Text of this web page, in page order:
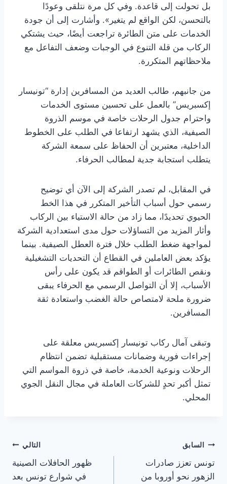
بل تحولت إلى قاعدة. وفي كل مرة نتلقى وعودًا
بالتحسن، لكن الواقع لم يتغير». وأشارت إلى أن جودة
الخدمات على متن الطائرة تراجعت أيضًا، حيث يشتكي
الركاب من قلة التنوع في الوجبات وضعف التفاعل مع
ملاحظاتهم المتكررة.
من جانبهم، طالب العديد من المسافرين إدارة “تونيسار
إكسبريس” بالعمل على تحسين مستوى الخدمات
واحترام جدول الرحلات خاصة في موسم الذروة
الصيفية، الذي يشهد ارتفاعا في الطلب على الخطوط
الداخلية، معتبرين أن الحفاظ على سمعة الشركة
يتطلب استجابة جدية لمطالب الحرفاء.
في المقابل، لم تصدر الشركة إلى الآن أي توضيح
رسمي حول أسباب التأخير المتكرر في هذا الخط
الحيوي تحديدًا، مما زاد من حالة الاستياء بين الركاب
وأثار المزيد من التساؤلات حول مدى استعدادية الشركة
لمواجهة ضغط الطلب خلال فترة العطل الصيفية. بينما
يؤكد بعض العاملين في القطاع أن التحديات التشغيلية
ونقص الطائرات أو الطواقم قد يكون على رأس
الأسباب، إلا أن التواصل الرسمي مع الحرفاء يبقى
ضرورة ملحة لامتصاص حالة الغضب واستعادة ثقة
المسافرين.
وتبقى آمال ركاب تونيسار إكسبريس معلقة على
إجراءات فورية وضمانات مستقبلية تضمن انتظام
الرحلات ونوعية الخدمة، خاصة في ذروة المواسم التي
تمثل أكبر تحدٍ للشركات العاملة في مجال النقل الجوي
المحلي.
تصفّح
المقالات
السابق
تونس تعزز صادرات
الزهور نحو أوروبا من
التالي
ظهور الحافلات الصينية
في شوارع تونس بعد